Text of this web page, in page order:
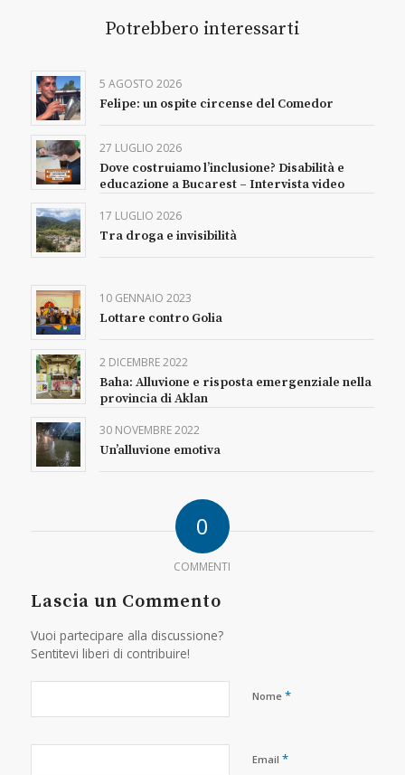
Potrebbero interessarti
5 AGOSTO 2026
Felipe: un ospite circense del Comedor
27 LUGLIO 2026
Dove costruiamo l’inclusione? Disabilità e
educazione a Bucarest – Intervista video
17 LUGLIO 2026
Tra droga e invisibilità
10 GENNAIO 2023
Lottare contro Golia
2 DICEMBRE 2022
Baha: Alluvione e risposta emergenziale nella
provincia di Aklan
30 NOVEMBRE 2022
Un’alluvione emotiva
0
COMMENTI
Lascia un Commento
Vuoi partecipare alla discussione?
Sentitevi liberi di contribuire!
Nome *
Email *